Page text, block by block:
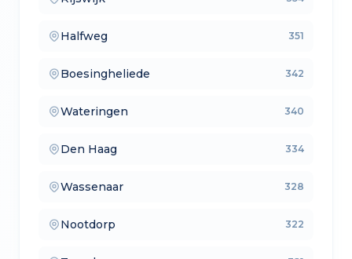
— lokale makelaars
Halfweg
— makelaars vergelijken 351
Boesingheliede
— verkoopmakelaars 342
Wateringen
— aankoopmakelaars 340
Den Haag
— lokale makelaars 334
Wassenaar
— makelaars vergelijken 328
Nootdorp
— verkoopmakelaars 322